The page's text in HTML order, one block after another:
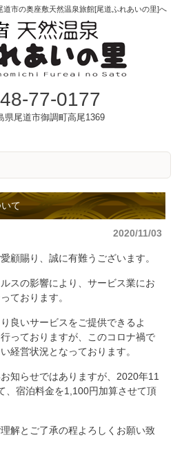
道市の奥座敷天然温泉旅館[尾道ふれあいの里]へ
77-0177
尾道市御調町高尾1369
て
2020/11/03
顧賜り、誠に有難うございます。
スの影響により、サービス業にお
ております。
良いサービスをご提供できるよ
っておりますが、このコロナ禍で
経営状況となっております。
知らせではありますが、2020年11
、宿泊料金を1,100円加算させて頂
解とご了承の程よろしくお願い致